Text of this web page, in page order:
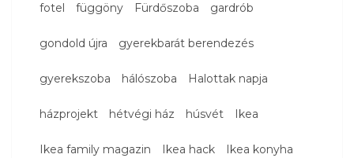
fotel függöny Fürdőszoba gardrób
gondold újra gyerekbarát berendezés
gyerekszoba hálószoba Halottak napja
házprojekt hétvégi ház húsvét Ikea
Ikea family magazin Ikea hack Ikea konyha